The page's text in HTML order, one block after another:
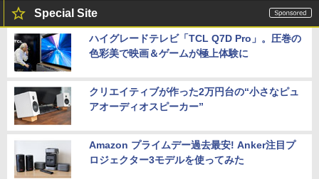
64) 中古 Core i7-2.9GHz(10700)/メモリ
16GB/SSD512GB/DVDライター [C:並品]
2021年頃購入
￥50,600
バイルディスプレイ 1920x1280 フルHD
3:2比率 100％sRGB広色域 高輝度300nit
HDR対応 OTG対応 ポータブルモニター
軽量 自立型 スピーカー内蔵Switch2 PS5
XBOX PC Mac iPhone
Special Site
ハイグレードテレビ「TCL Q7D Pro」。圧巻の
色彩美で映画＆ゲームが極上体験に
クリエイティブが作った2万円台の“小さなピュ
アオーディオスピーカー”
Amazon プライムデー過去最安! Anker注目プ
ロジェクター3モデルを使ってみた